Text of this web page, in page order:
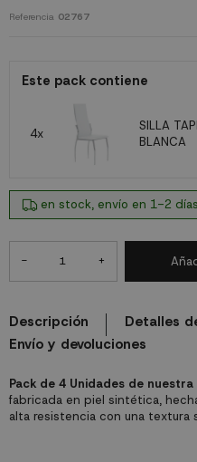
Referencia 02767
Pack de 4 Unidades de
fabricada en piel sintética,
alta resistencia con una textura
Este pack contiene
4x
SILLA
BLANCA
en stock, envío en 1-2 días
- +
Descripción
Detalles
Envío y devoluciones